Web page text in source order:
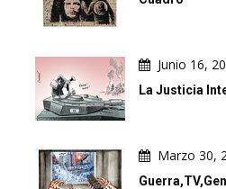
Junio 16,
La Justicia
Marzo 30,